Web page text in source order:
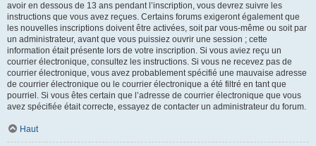
avoir en dessous de 13 ans pendant l’inscription, vous devrez suivre les
instructions que vous avez reçues. Certains forums exigeront également que
les nouvelles inscriptions doivent être activées, soit par vous-même ou soit par
un administrateur, avant que vous puissiez ouvrir une session ; cette
information était présente lors de votre inscription. Si vous aviez reçu un
courrier électronique, consultez les instructions. Si vous ne recevez pas de
courrier électronique, vous avez probablement spécifié une mauvaise adresse
de courrier électronique ou le courrier électronique a été filtré en tant que
pourriel. Si vous êtes certain que l’adresse de courrier électronique que vous
avez spécifiée était correcte, essayez de contacter un administrateur du forum.
Haut